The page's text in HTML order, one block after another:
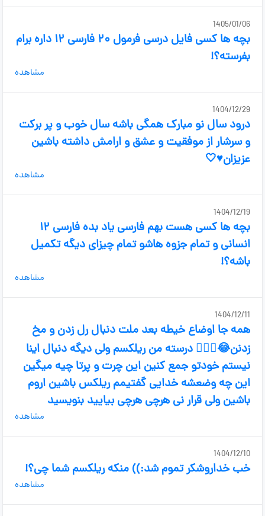
1405/01/06
بچه ها کسی فایل درسی فرمول ۲۰ فارسی ۱۲ داره برام
بفرسته؟!
مشاهده
1404/12/29
درود سال نو مبارک همگی باشه سال خوب و پر برکت
و سرشار از موفقیت و عشق و ارامش داشته باشین
عزیزان♥🤍
مشاهده
1404/12/19
بچه ها کسی هست بهم فارسی یاد بده فارسی ۱۲
انسانی و تمام جزوه هاشو تمام چیزای دیگه تکمیل
باشه؟!
مشاهده
1404/12/11
همه جا اوضاع خیطه بعد ملت دنبال رل زدن و مخ
زدنن😂🤦🏻‍♀️ درسته من ریلکسم ولی دیگه دنبال اینا
نیستم خودتو جمع کنین این چرت و پرتا چیه میگین
این چه وضعشه خدایی گفتیمم ریلکس باشین اروم
باشین ولی قرار نی هرچی هرچی بیایید بنویسید
مشاهده
1404/12/10
خب خداروشکر تموم شد:)) منکه ریلکسم شما چی؟!
مشاهده